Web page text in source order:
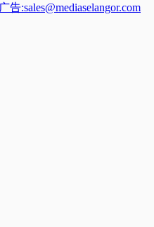
广告:sales@mediaselangor.com